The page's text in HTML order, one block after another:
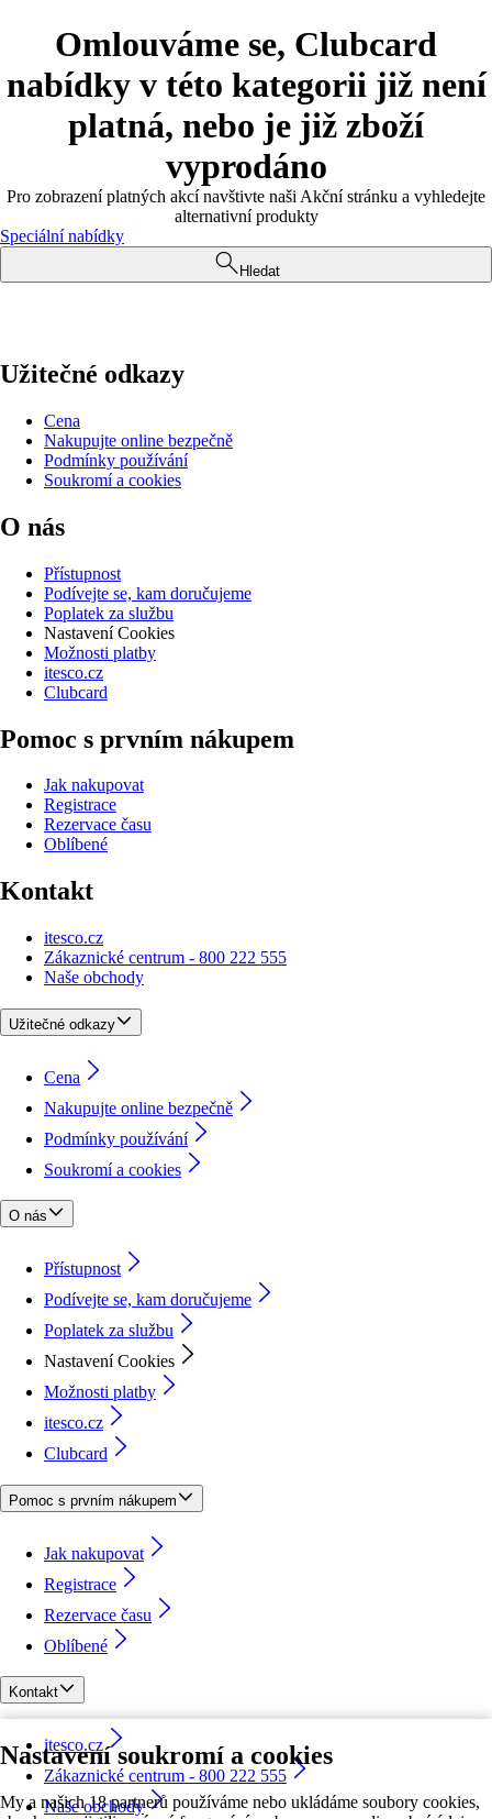
Nastavení soukromí a cookies
My a našich 18 partnerů používáme nebo ukládáme soubory cookies,
Omlouváme se, Clubcard
nabídky v této kategorii již není
platná, nebo je již zboží
vyprodáno
Pro zobrazení platných akcí navštivte naši Akční stránku a vyhledejte
alternativní produkty
Speciální nabídky
Hledat
Užitečné odkazy
Cena
Nakupujte online bezpečně
Podmínky používání
Soukromí a cookies
O nás
Přístupnost
Podívejte se, kam doručujeme
Poplatek za službu
Nastavení Cookies
Možnosti platby
itesco.cz
Clubcard
Pomoc s prvním nákupem
Jak nakupovat
Registrace
Rezervace času
Oblíbené
Kontakt
itesco.cz
Zákaznické centrum - 800 222 555
Naše obchody
Užitečné odkazy
Cena
Nakupujte online bezpečně
Podmínky používání
Soukromí a cookies
O nás
Přístupnost
Podívejte se, kam doručujeme
Poplatek za službu
Nastavení Cookies
Možnosti platby
itesco.cz
Clubcard
Pomoc s prvním nákupem
Jak nakupovat
Registrace
Rezervace času
Oblíbené
Kontakt
itesco.cz
Zákaznické centrum - 800 222 555
Naše obchody